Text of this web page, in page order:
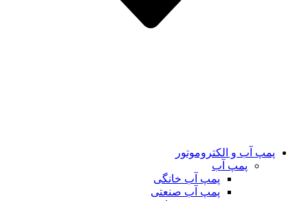
پمپ آب و الکتروموتور
پمپ آب
پمپ آب خانگی
پمپ آب صنعتی